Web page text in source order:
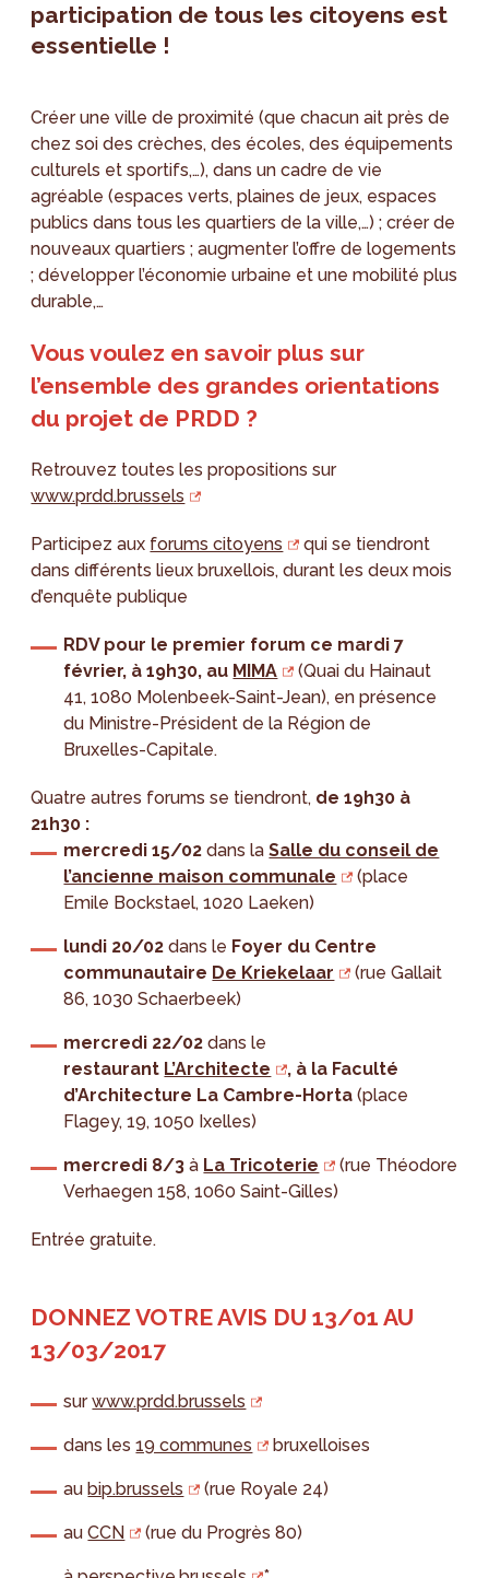
participation de tous les citoyens est
essentielle !
Créer une ville de proximité (que chacun ait près de
chez soi des crèches, des écoles, des équipements
culturels et sportifs,…), dans un cadre de vie
agréable (espaces verts, plaines de jeux, espaces
publics dans tous les quartiers de la ville,…) ; créer de
nouveaux quartiers ; augmenter l’offre de logements
; développer l’économie urbaine et une mobilité plus
durable,…
Vous voulez en savoir plus sur
l’ensemble des grandes orientations
du projet de PRDD ?
Retrouvez toutes les propositions sur
www.prdd.brussels
Participez aux forums citoyens
qui se tiendront
dans différents lieux bruxellois, durant les deux mois
d’enquête publique
RDV pour le premier forum ce mardi 7
février, à 19h30, au MIMA
(Quai du Hainaut
41, 1080 Molenbeek-Saint-Jean), en présence
du Ministre-Président de la Région de
Bruxelles-Capitale.
Quatre autres forums se tiendront, de 19h30 à
21h30 :
mercredi 15/02 dans laSalle du conseil de
l’ancienne maison communale
(place
Emile Bockstael, 1020 Laeken)
lundi 20/02 dans le Foyer du Centre
communautaire De Kriekelaar
(rue Gallait
86, 1030 Schaerbeek)
mercredi 22/02 dans le
restaurant L’Architecte
, à la Faculté
d’Architecture La Cambre-Horta (place
Flagey, 19, 1050 Ixelles)
mercredi 8/3 à La Tricoterie
(rue Théodore
Verhaegen 158, 1060 Saint-Gilles)
Entrée gratuite.
DONNEZ VOTRE AVIS DU 13/01 AU
13/03/2017
surwww.prdd.brussels
dans les19 communes bruxelloises
au bip.brussels (rue Royale 24)
auCCN (rue du Progrès 80)